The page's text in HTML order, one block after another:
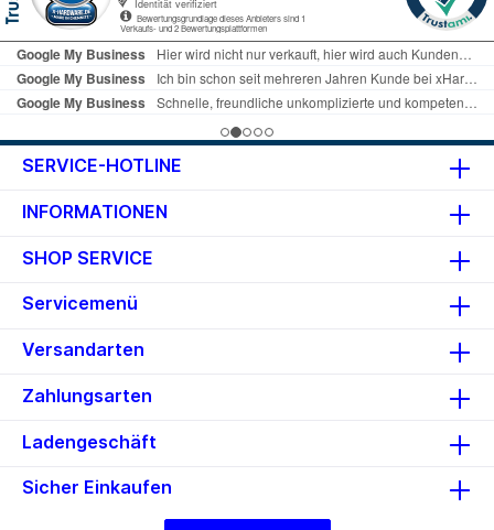
SERVICE-HOTLINE
INFORMATIONEN
SHOP SERVICE
Servicemenü
Versandarten
Zahlungsarten
Ladengeschäft
Sicher Einkaufen